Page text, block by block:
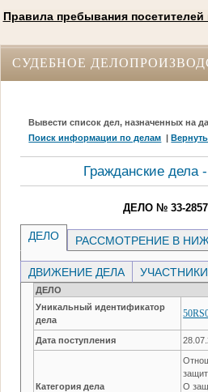
Правила пребывания посетителей
СУДЕБНОЕ
Вывести список дел, назначенных на
Поиск информации по делам |
Гражданские дела
ДЕЛО № 33-
ДЕЛО РАССМОТРЕНИЕ В
ДВИЖЕНИЕ ДЕЛА УЧАСТНИКИ
ДЕЛО
Уникальный идентификатор
дела
Дата поступления
Категория дела
О